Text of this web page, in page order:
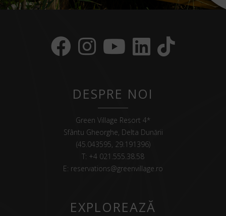
DESPRE NOI
Green Village Resort 4*
Sfântu Gheorghe, Delta Dunării
(45.043595, 29.191396)
T: +4 021.555.38.58
E: reservations@greenvillage.ro
EXPLOREAZĂ